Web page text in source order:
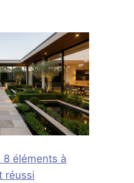
éléments à
réussi